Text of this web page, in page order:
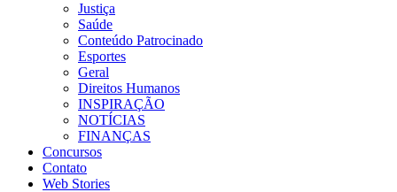
Justiça
Saúde
Conteúdo Patrocinado
Esportes
Geral
Direitos Humanos
INSPIRAÇÃO
NOTÍCIAS
FINANÇAS
Concursos
Contato
Web Stories